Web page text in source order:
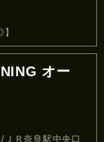
オー
Ｒ奈良駅中央口